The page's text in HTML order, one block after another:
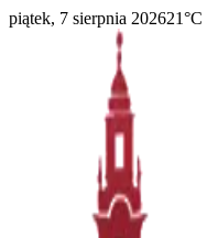
piątek, 7 sierpnia 202621°C